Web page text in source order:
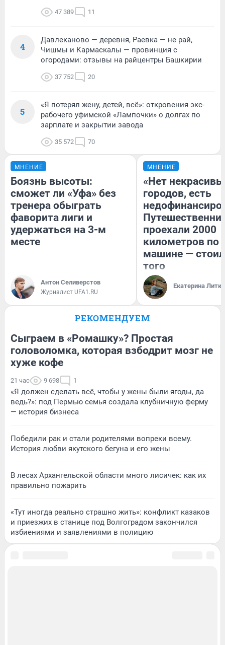
47 389 11
4
Давлеканово — деревня, Раевка — не рай,
Чишмы и Кармаскалы — провинция с
огородами: отзывы на райцентры Башкирии
37 752 20
5
«Я потерял жену, детей, всё»: откровения экс-
рабочего уфимской «Лампочки» о долгах по
зарплате и закрытии завода
35 572 70
МНЕНИЕ
Боязнь высоты:
сможет ли «Уфа» без
тренера обыграть
фаворита лиги и
удержаться на 3-м
месте
Антон Селиверстов
Журналист UFA1.RU
МНЕНИЕ
«Нет
городов, есть
проехали 2000
километров по
машине —
того
Екатерина
РЕКОМЕНДУЕМ
Сыграем в «Ромашку»? Простая
головоломка, которая взбодрит мозг не
хуже кофе
21 час 9 698 1
«Я должен сделать всё, чтобы у жены были ягоды, да
ведь?»: под Пермью семья создала клубничную ферму
— история бизнеса
Победили рак и стали родителями вопреки всему.
История любви якутского бегуна и его жены
В лесах Архангельской области много лисичек: как их
правильно пожарить
«Тут иногда реально страшно жить»: конфликт казаков
и приезжих в станице под Волгоградом закончился
избиениями и заявлениями в полицию